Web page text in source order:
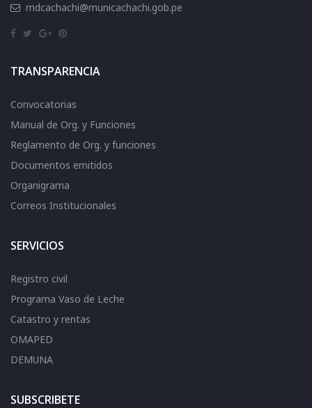
mdcachachi@municachachi.gob.pe
TRANSPARENCIA
Convocatorias
Manual de Org. y Funciones
Reglamento de Org. y funciones
Documentos emitidos
Organigrama
Correos Institucionales
SERVICIOS
Registro civil
Programa Vaso de Leche
Catastro y rentas
OMAPED
DEMUNA
SUBSCRIBETE